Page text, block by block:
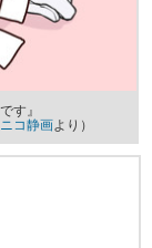
す』
コ静画より）